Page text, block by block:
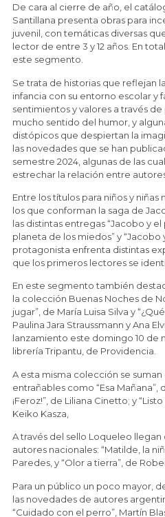
De cara al cierre de año, el
Santillana presenta obras para
juvenil, con temáticas diversas
lector de entre 3 y 12 años. En
este segmento.
Se trata de historias que reflejan
infancia con su entorno escolar y
sentimientos y valores a través
mucho sentido del humor, y
distópicos que despiertan la
las novedades que se han
semestre 2024, algunas de las
estrechar la relación entre
Entre los títulos para niños y
los que conforman la saga de
las distintas entregas “Jacobo y el
planeta de los miedos” y “Jacobo
protagonista enfrenta distintas
que los primeros lectores se
En este segmento también
la colección Buenas Noches de
jugar”, de María Luisa Silva y
Paulina Jara Straussmann y Ana
lanzamiento este domingo 10 de
librería Tripantu, de Providencia.
A esta misma colección se
entrañables como “Esa Mañana”,
¡Feroz!”, de Liliana Cinetto; y
Keiko Kasza,
A través del sello Loqueleo
autores nacionales: “Matilde, la
Paredes, y “Olor a tierra”, de
Para un público un poco mayor,
las novedades de autores
“Cuidado con el perro”, Martín